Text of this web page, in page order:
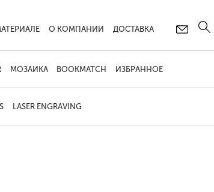
LASER ENGRAVING
МОЗАИКА BOOKMATCH ИЗБРАННОЕ
О КОМПАНИИ ДОСТАВКА